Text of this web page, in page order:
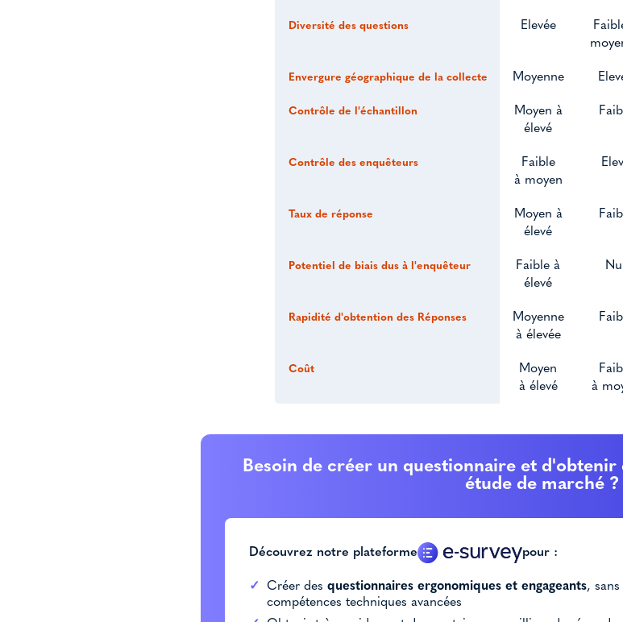
Diversité des questions Elevée
Envergure géographique de la collecte Moyenne
Contrôle de l'échantillon
Moyen à
élevé
Contrôle des enquêteurs
Faible
à moyen
Taux de réponse
Moyen à
élevé
Potentiel de biais dus à l'enquêteur
Faible à
élevé
Rapidité d'obtention des Réponses
Moyenne
à élevée
Coût
Moyen
à élevé
à
Besoin de créer un questionnaire et
étude de marché ?
Découvrez notre plateforme pour :
Créer des questionnaires ergonomiques et engageants, sans
compétences techniques avancées